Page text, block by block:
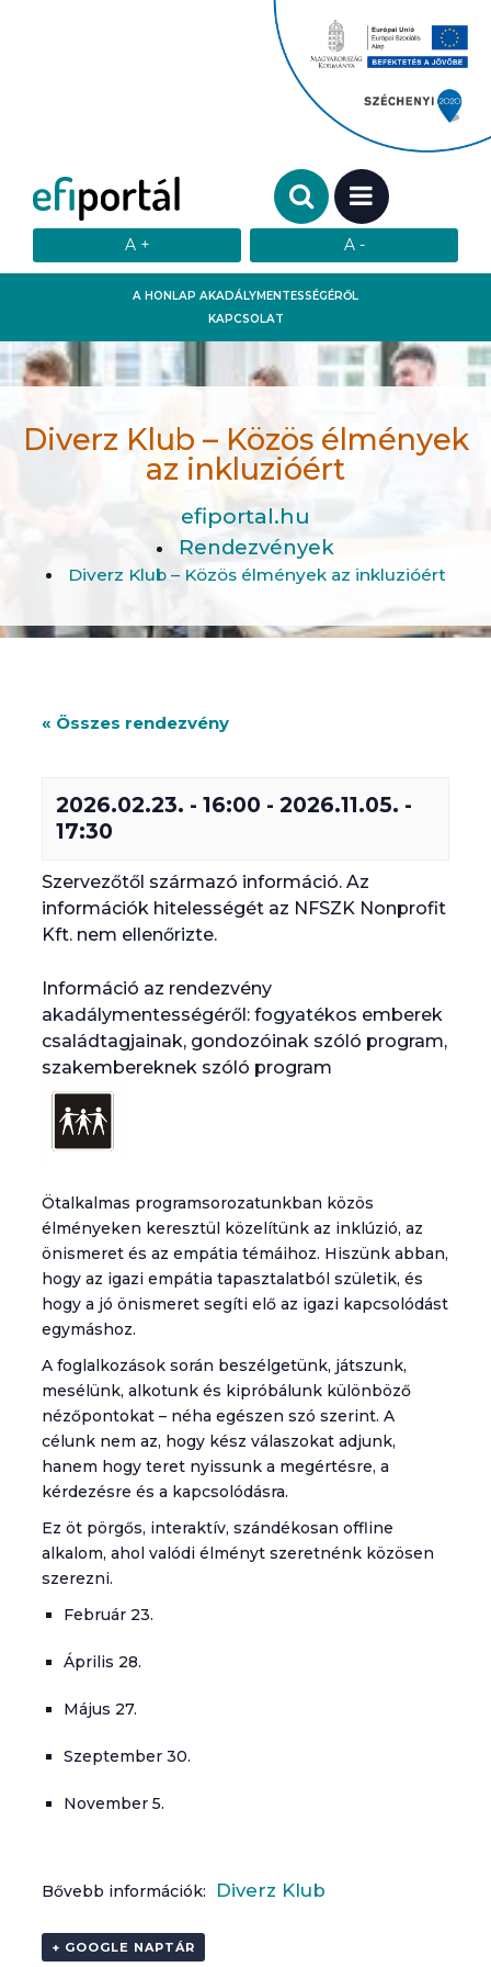
A HONLAP AKADÁLYMENTESSÉGÉRŐL
KAPCSOLAT
Keresendő szó:
MENÜ
Diverz Klub – Közös élmények
az inkluzióért
efiportal.hu
Rendezvények
Diverz Klub – Közös élmények az inkluzióért
« Összes rendezvény
2026.02.23. - 16:00 - 2026.11.05. -
17:30
Szervezőtől származó információ. Az
információk hitelességét az NFSZK Nonprofit
Kft. nem ellenőrizte.
Információ az rendezvény
akadálymentességéről: fogyatékos emberek
családtagjainak, gondozóinak szóló program,
szakembereknek szóló program
Ötalkalmas programsorozatunkban közös
élményeken keresztül közelítünk az inklúzió, az
önismeret és az empátia témáihoz. Hiszünk abban,
hogy az igazi empátia tapasztalatból születik, és
hogy a jó önismeret segíti elő az igazi kapcsolódást
egymáshoz.
A foglalkozások során beszélgetünk, játszunk,
mesélünk, alkotunk és kipróbálunk különböző
nézőpontokat – néha egészen szó szerint. A
célunk nem az, hogy kész válaszokat adjunk,
hanem hogy teret nyissunk a megértésre, a
kérdezésre és a kapcsolódásra.
Ez öt pörgős, interaktív, szándékosan offline
alkalom, ahol valódi élményt szeretnénk közösen
szerezni.
Február 23.
Április 28.
Május 27.
Szeptember 30.
November 5.
Bővebb információk: Diverz Klub
+ GOOGLE NAPTÁR